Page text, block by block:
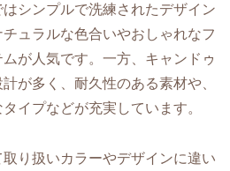
シンプルで洗練されたデザイン
ュラルな色合いやおしゃれなフ
が人気です。一方、キャンドゥ
が多く、耐久性のある素材や、
イプなどが充実しています。
り扱いカラーやデザインに違い